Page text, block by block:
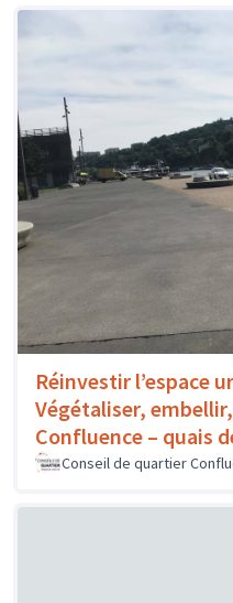
Réinvestir l’espace
Végétaliser,
Confluence – quais
Conseil de quartier